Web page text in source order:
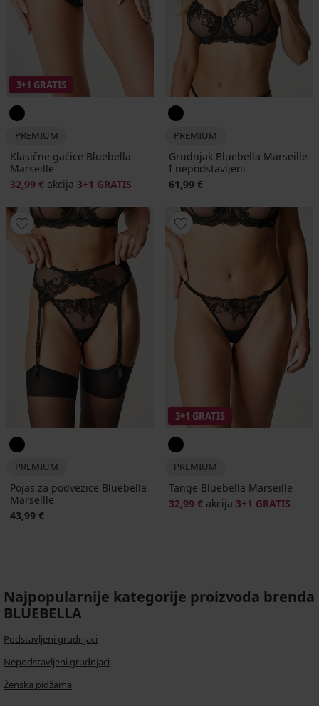
3+1 GRATIS
PREMIUM
Klasične gaćice Bluebella
Marseille
32,99 € akcija 3+1 GRATIS
PREMIUM
Grudnjak Bluebella Marseille
I nepodstavljeni
61,99 €
PREMIUM
Pojas za podvezice Bluebella
Marseille
43,99 €
3+1 GRATIS
PREMIUM
Tange Bluebella Marseille
32,99 € akcija 3+1 GRATIS
Najpopularnije kategorije proizvoda brenda
BLUEBELLA
Podstavljeni grudnjaci
Nepodstavljeni grudnjaci
Ženska pidžama